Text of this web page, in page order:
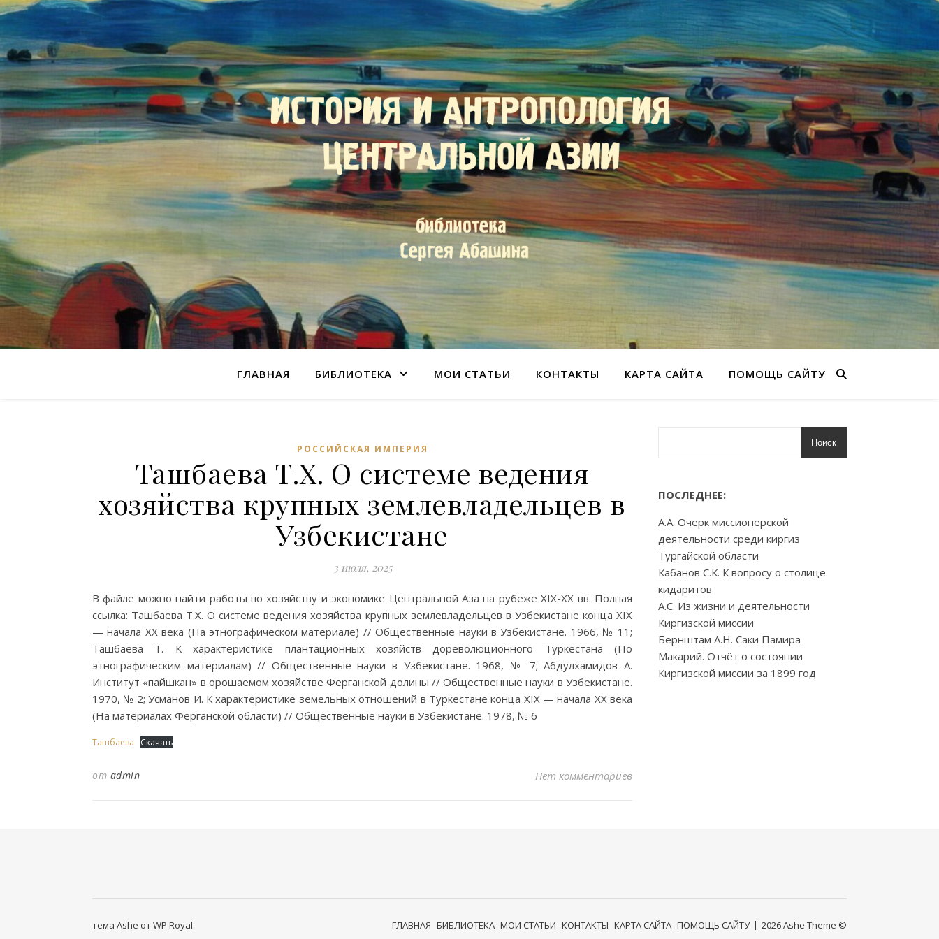
ГЛАВНАЯ БИБЛИОТЕКА МОИ СТАТЬИ КОНТАКТЫ КАРТА САЙТА ПОМОЩЬ САЙТУ
РОССИЙСКАЯ ИМПЕРИЯ
Ташбаева Т.Х. О системе ведения
хозяйства крупных землевладельцев в
Узбекистане
3 июля, 2025
В файле можно найти работы по хозяйству и экономике Центральной Аза на рубеже XIX-XX вв. Полная
ссылка: Ташбаева Т.Х. О системе ведения хозяйства крупных землевладельцев в Узбекистане конца XIX
— начала XX века (На этнографическом материале) // Общественные науки в Узбекистане. 1966, № 11;
Ташбаева Т. К характеристике плантационных хозяйств дореволюционного Туркестана (По
этнографическим материалам) // Общественные науки в Узбекистане. 1968, № 7; Абдулхамидов А.
Институт «пайшкан» в орошаемом хозяйстве Ферганской долины // Общественные науки в Узбекистане.
1970, № 2; Усманов И. К характеристике земельных отношений в Туркестане конца XIX — начала XX века
(На материалах Ферганской области) // Общественные науки в Узбекистане. 1978, № 6
Ташбаева Скачать
от admin Нет комментариев
Поиск
ПОСЛЕДНЕЕ:
А.А. Очерк миссионерской
деятельности среди киргиз
Тургайской области
Кабанов С.К. К вопросу о столице
кидаритов
А.С. Из жизни и деятельности
Киргизской миссии
Бернштам А.Н. Саки Памира
Макарий. Отчёт о состоянии
Киргизской миссии за 1899 год
2026 Ashe Theme ©
ГЛАВНАЯ БИБЛИОТЕКА МОИ СТАТЬИ КОНТАКТЫ КАРТА САЙТА ПОМОЩЬ САЙТУ
тема Ashe отWP Royal.